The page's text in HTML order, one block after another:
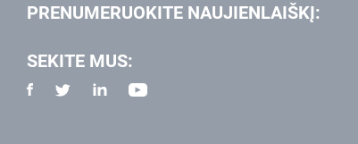
PRENUMERUOKITE NAUJIENLAIŠKĮ:
SEKITE MUS: